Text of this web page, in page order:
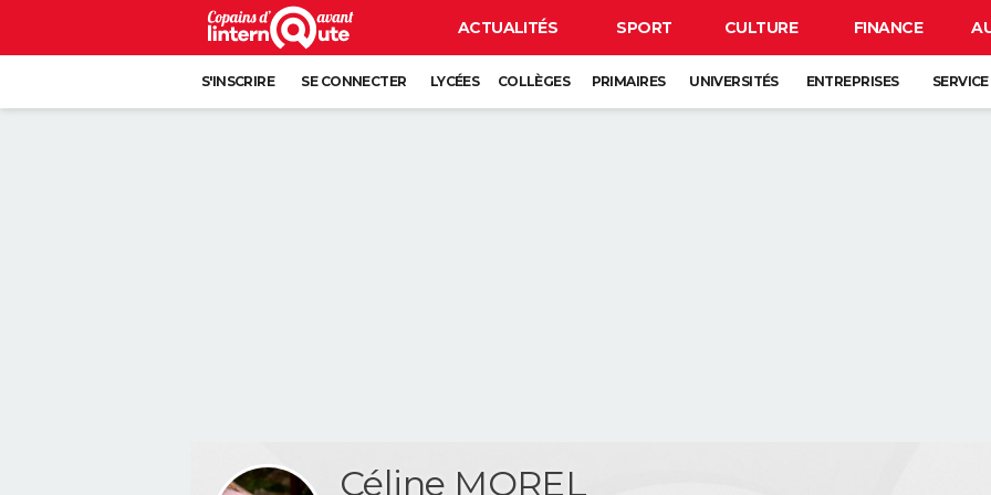
ACTUALITÉS SPORT CULTURE FINANCE
S'INSCRIRE SE CONNECTER LYCÉES COLLÈGES PRIMAIRES UNIVERSITÉS ENTREPRISES
Céline MOREL